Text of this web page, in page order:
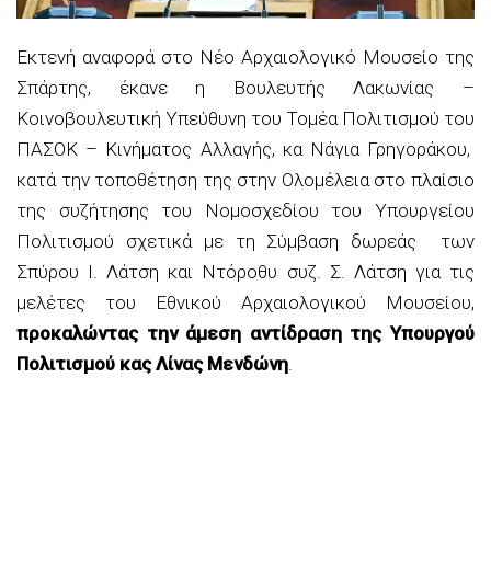
Εκτενή αναφορά στο Νέο Αρχαιολογικό Μουσείο της
Σπάρτης, έκανε η Βουλευτής Λακωνίας –
Κοινοβουλευτική Υπεύθυνη του Τομέα Πολιτισμού του
ΠΑΣΟΚ – Κινήματος Αλλαγής, κα Νάγια Γρηγοράκου,
κατά την τοποθέτηση της στην Ολομέλεια στο πλαίσιο
της συζήτησης του Νομοσχεδίου του Υπουργείου
Πολιτισμού σχετικά με τη Σύμβαση δωρεάς των
Σπύρου Ι. Λάτση και Ντόροθυ συζ. Σ. Λάτση για τις
μελέτες του Εθνικού Αρχαιολογικού Μουσείου,
προκαλώντας την άμεση αντίδραση της Υπουργού
Πολιτισμού κας Λίνας Μενδώνη